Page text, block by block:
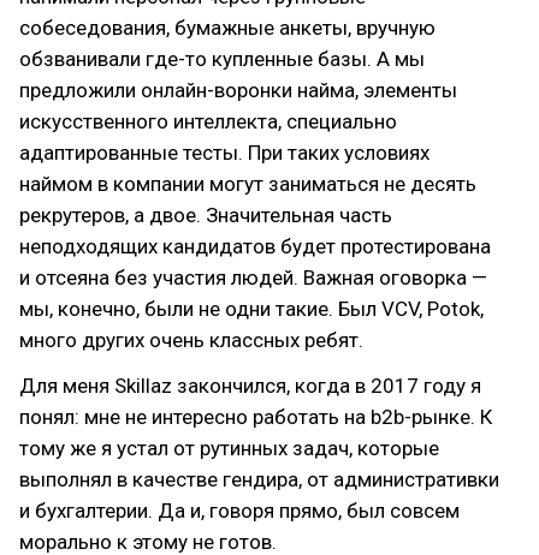
собеседования, бумажные анкеты, вручную
обзванивали где-то купленные базы. А мы
предложили онлайн-воронки найма, элементы
искусственного интеллекта, специально
адаптированные тесты. При таких условиях
наймом в компании могут заниматься не десять
рекрутеров, а двое. Значительная часть
неподходящих кандидатов будет протестирована
и отсеяна без участия людей. Важная оговорка —
мы, конечно, были не одни такие. Был VCV, Potok,
много других очень классных ребят.
Для меня Skillaz закончился, когда в 2017 году я
понял: мне не интересно работать на b2b-рынке. К
тому же я устал от рутинных задач, которые
выполнял в качестве гендира, от административки
и бухгалтерии. Да и, говоря прямо, был совсем
морально к этому не готов.